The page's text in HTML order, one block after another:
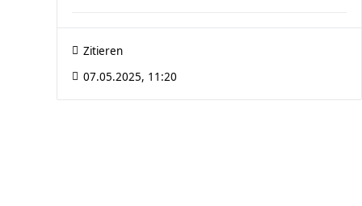
Zitieren
07.05.2025, 11:20